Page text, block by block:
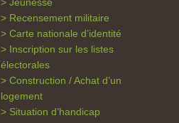
Recensement militaire
Carte nationale d’identité
Inscription sur les listes
électorales
Construction / Achat d’un
logement
Situation d’handicap